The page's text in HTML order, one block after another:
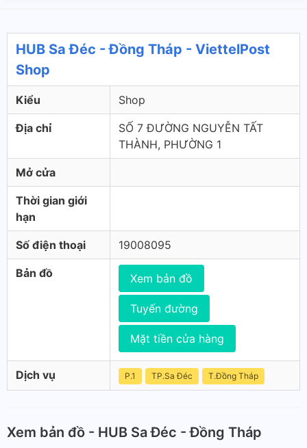
HUB Sa Đéc - Đồng Tháp - ViettelPost
Shop
Kiểu Shop
Địa chỉ
SỐ 7 ĐƯỜNG NGUYỄN TẤT
THÀNH, PHƯỜNG 1
Mở cửa
Thời gian giới
hạn
Số điện thoại 19008095
Bản đồ Xem bản đồ
Tuyến đường
Mặt tiền cửa hàng
Dịch vụ P.1 TP.Sa Đéc T.Ðồng Tháp
Xem bản đồ - HUB Sa Đéc - Đồng Tháp